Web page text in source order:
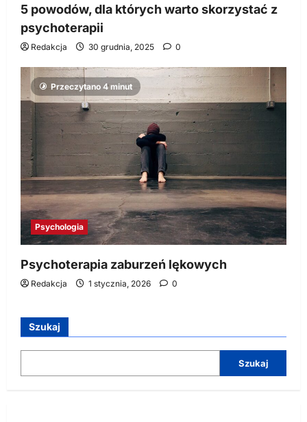
5 powodów, dla których warto skorzystać z
psychoterapii
Redakcja 30 grudnia, 2025 0
Przeczytano 4 minut
Psychologia
Psychoterapia zaburzeń lękowych
Redakcja 1 stycznia, 2026 0
Szukaj
Szukaj